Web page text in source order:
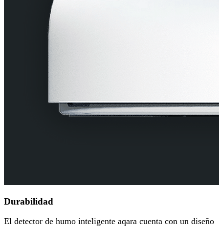
Durabilidad
El detector de humo inteligente aqara cuenta con un diseño